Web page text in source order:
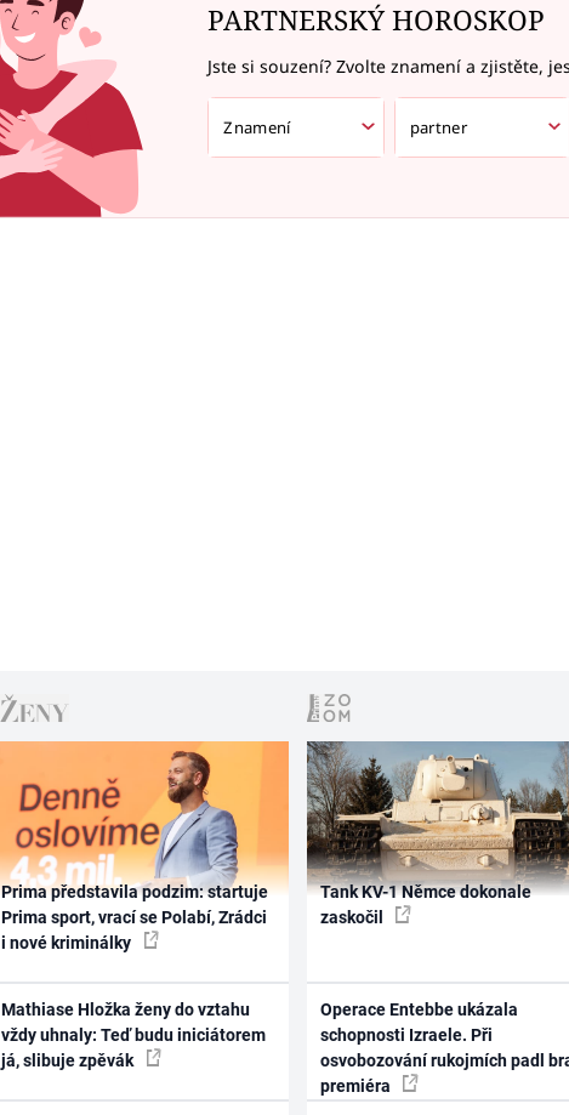
PARTNERSKÝ HOROSKOP
Jste si souzení? Zvolte znamení a zjistěte,
Prima představila podzim: startuje
Prima sport, vrací se Polabí, Zrádci
i nové kriminálky
Mathiase Hložka ženy do vztahu
vždy uhnaly: Teď budu iniciátorem
já, slibuje zpěvák
Tank KV-1 Němce dokonale
zaskočil
Operace Entebbe ukázala
schopnosti Izraele. Při
osvobozování rukojmích padl
premiéra